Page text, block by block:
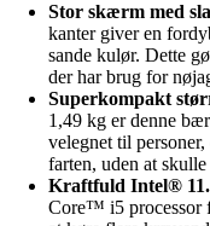
Stor skærm med
kanter giver en
sande kulør. Dette
der har brug for
Superkompakt
1,49 kg er denne
velegnet til
farten, uden at
Kraftfuld Intel® 11.
Core™ i5 processor